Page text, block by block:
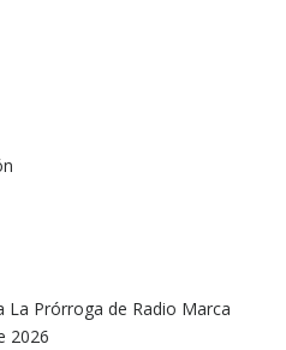
La Prórroga de Radio Marca
2026